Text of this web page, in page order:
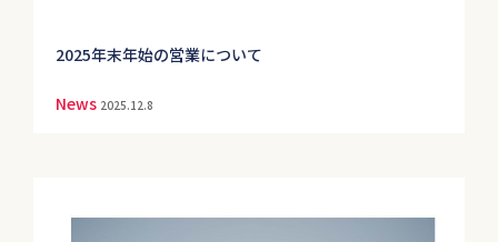
2025年末年始の営業について
News 2025.12.8